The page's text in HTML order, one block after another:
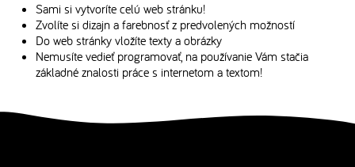
Sami si vytvoríte celú web stránku!
Zvolíte si dizajn a farebnosť z predvolených možností
Do web stránky vložíte texty a obrázky
Nemusíte vedieť programovať, na používanie Vám stačia
základné znalosti práce s internetom a textom!